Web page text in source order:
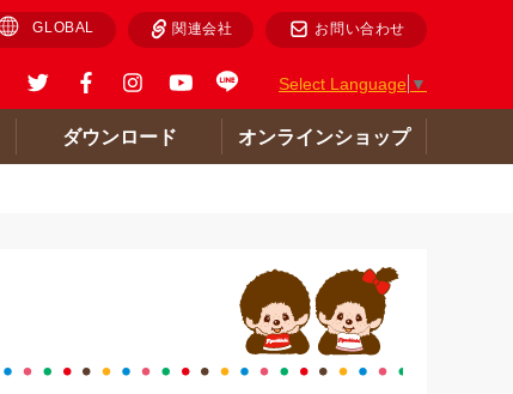
GLOBAL 関連会社 お問い合わせ
Select Language ▼
ダウンロード オンラインショップ